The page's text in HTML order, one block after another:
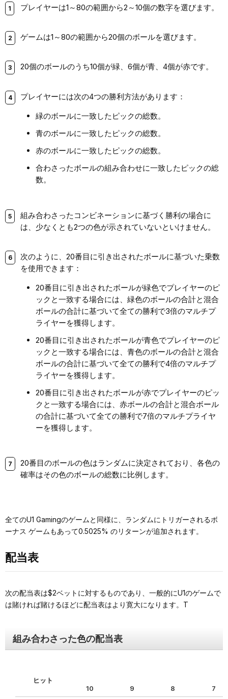
プレイヤーは1～80の範囲から2～10個の数字を選びます。
ゲームは1～80の範囲から20個のボールを選びます。
20個のボールのうち10個が緑、6個が青、4個が赤です。
プレイヤーには次の4つの勝利方法があります：
緑のボールに一致したピックの総数。
青のボールに一致したピックの総数。
赤のボールに一致したピックの総数。
合わさったボールの組み合わせに一致したピックの総
数。
組み合わさったコンビネーションに基づく勝利の場合に
は、少なくとも2つの色が示されていないといけません。
次のように、20番目に引き出されたボールに基づいた乗数
を使用できます：
20番目に引き出されたボールが緑色でプレイヤーのピ
ックと一致する場合には、緑色のボールの合計と混合
ボールの合計に基づいて全ての勝利で3倍のマルチプ
ライヤーを獲得します。
20番目に引き出されたボールが青色でプレイヤーのピ
ックと一致する場合には、青色のボールの合計と混合
ボールの合計に基づいて全ての勝利で4倍のマルチプ
ライヤーを獲得します。
20番目に引き出されたボールが赤でプレイヤーのピッ
クと一致する場合には、赤ボールの合計と混合ボール
の合計に基づいて全ての勝利で7倍のマルチプライヤ
ーを獲得します。
20番目のボールの色はランダムに決定されており、各色の
確率はその色のボールの総数に比例します。
全てのU1 Gamingのゲームと同様に、ランダムにトリガーされるボ
ーナス ゲームもあって0.5025% のリターンが追加されます。
配当表
次の配当表は$2ベットに対するものであり、一般的にU1のゲームで
は賭ければ賭けるほどに配当表はより寛大になります。T
組み合わさった色の配当表
ヒット
10
9 8 7